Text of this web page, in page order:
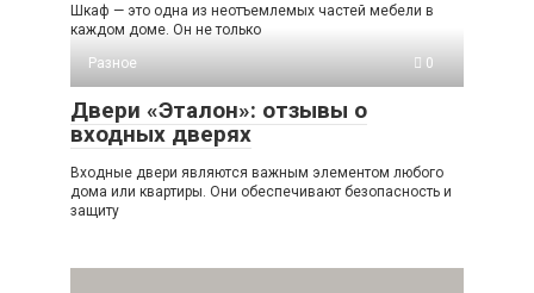
Шкаф — это одна из неотъемлемых частей мебели в
каждом доме. Он не только
Разное
0
Двери «Эталон»: отзывы о
входных дверях
Входные двери являются важным элементом любого
дома или квартиры. Они обеспечивают безопасность и
защиту